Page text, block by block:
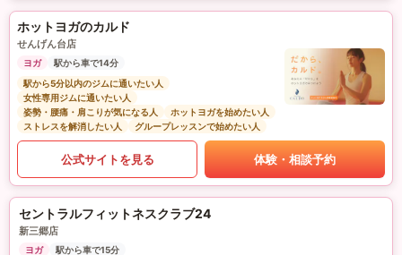
ホットヨガのカルド
せんげん台店
ヨガ
駅から車で14分
駅から5分以内のジムに通いたい人
女性専用ジムに通いたい人
姿勢・腰痛・肩こりが気になる人
ホットヨガを始めたい人
ストレスを解消したい人
グループレッスンで始めたい人
公式サイトを見る 体験・相談予約
セントラルフィットネスクラブ24
新三郷店
ヨガ 駅から車で15分